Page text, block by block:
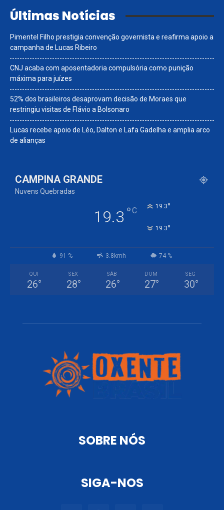
Últimas Notícias
Pimentel Filho prestigia convenção governista e reafirma apoio a
campanha de Lucas Ribeiro
CNJ acaba com aposentadoria compulsória como punição
máxima para juízes
52% dos brasileiros desaprovam decisão de Moraes que
restringiu visitas de Flávio a Bolsonaro
Lucas recebe apoio de Léo, Dalton e Lafa Gadelha e amplia arco
de alianças
CAMPINA GRANDE
Nuvens Quebradas
19.3 °C 19.3°
19.3°
91 % 3.8kmh 74 %
QUI
26°
SEX
28°
SÁB
26°
DOM
27°
SEG
30°
SOBRE NÓS
SIGA-NOS